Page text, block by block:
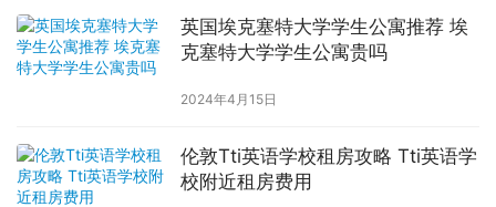
英国埃克塞特大学学生公寓推荐 埃
克塞特大学学生公寓贵吗
2024年4月15日
伦敦Tti英语学校租房攻略 Tti英语学
校附近租房费用